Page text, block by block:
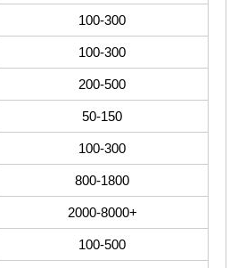
100-300
100-300
200-500
50-150
100-300
800-1800
2000-8000+
100-500